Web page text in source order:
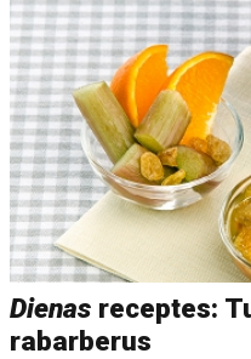
Dienas receptes:
rabarberus